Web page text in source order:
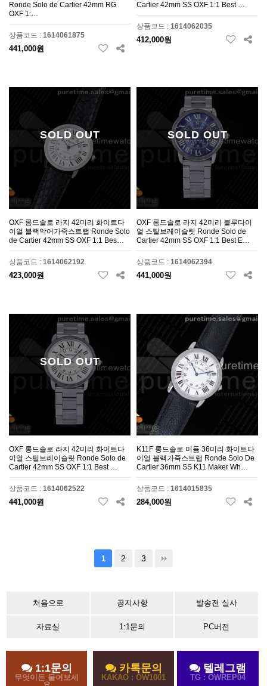
Ronde Solo de Cartier 42mm RG
OXF 1:…
상품코드 : 1614061875
441,000원
Cartier 42mm SS OXF 1:1 Best …
상품코드 : 1614062035
412,000원
SOLD OUT
OXF 롱드솔로 라지 42미리 화이트다
이얼 블랙악어가죽스트랩 Ronde Solo
de Cartier 42mm SS OXF 1:1 Bes…
상품코드 : 1614062192
423,000원
SOLD OUT
OXF 롱드솔로 라지 42미리 블루다이
얼 스틸브레이슬릿 Ronde Solo de
Cartier 42mm SS OXF 1:1 Best E…
상품코드 : 1614062394
441,000원
SOLD OUT
OXF 롱드솔로 라지 42미리 화이트다
이얼 스틸브레이슬릿 Ronde Solo de
Cartier 42mm SS OXF 1:1 Best …
상품코드 : 1614062522
441,000원
K11F 롱드솔로 미듐 36미리 화이트다
이얼 블랙가죽스트랩 Ronde Solo De
Cartier 36mm SS K11 Maker Wh…
상품코드 : 1614015835
284,000원
1 2 3
처음으로 공지사항 발송전 실사
자료실 1:1문의 PC버전
1:1문의
무엇이든 물어보세
카톡문의
KAKAO : OW1001
텔레그램
TG : OWREP04